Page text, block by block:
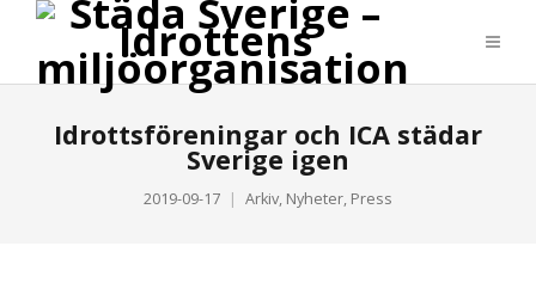
Idrottsföreningar och ICA städar
Sverige igen
2019-09-17 Arkiv, Nyheter, Press